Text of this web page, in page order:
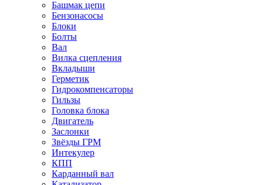
Башмак цепи
Бензонасосы
Блоки
Болты
Вал
Вилка сцепления
Вкладыши
Герметик
Гидрокомпенсаторы
Гильзы
Головка блока
Двигатель
Заслонки
Звёзды ГРМ
Интекулер
КПП
Карданный вал